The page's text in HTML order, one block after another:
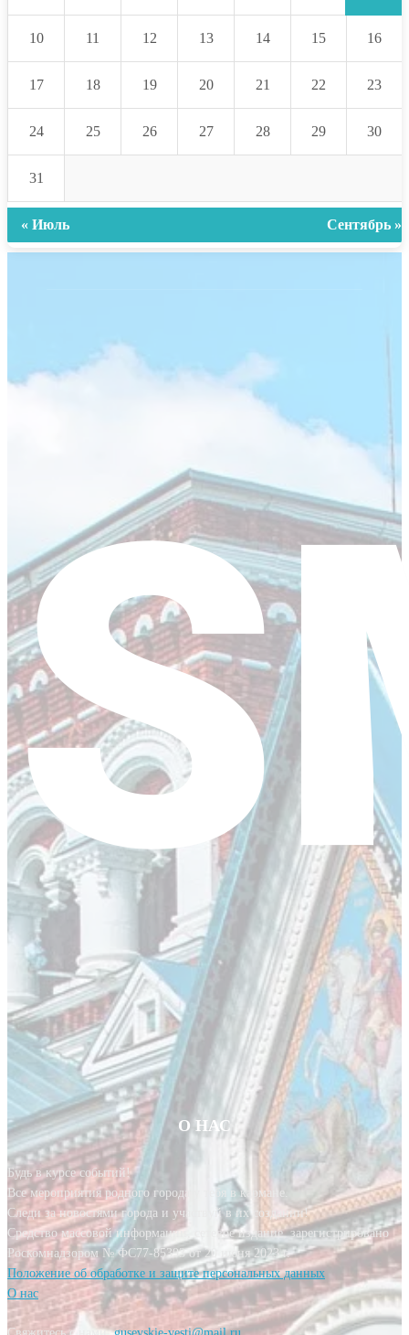
10 11 12 13 14 15 16
17 18 19 20 21 22 23
24 25 26 27 28 29 30
31
« Июль Сентябрь »
О НАС
Будь в курсе событий!
Все мероприятия родного города у тебя в кармане.
Следи за новостями города и участвуй в их создании!
Средство массовой информации, сетевое издание, зарегистрировано
Роскомнадзором № ФС77-85393 от 20 июня 2023 г.
Положение об обработке и защите персональных данных
О нас